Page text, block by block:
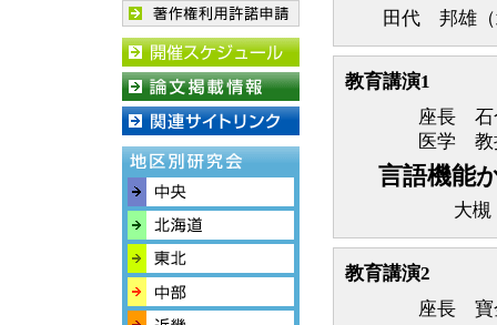
田代 邦雄（
教育講演1
座長 石
医学 教
言語機能
大
教育講演2
座長 寶